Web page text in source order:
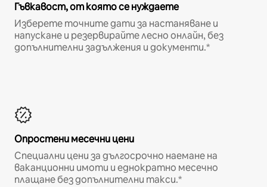
Гъвкавост, от която се нуждаете
Изберете точните дати за настаняване и
напускане и резервирайте лесно онлайн, без
допълнителни задължения и документи.*
Опростени месечни цени
Специални цени за дългосрочно наемане на
ваканционни имоти и еднократно месечно
плащане без допълнителни такси.*